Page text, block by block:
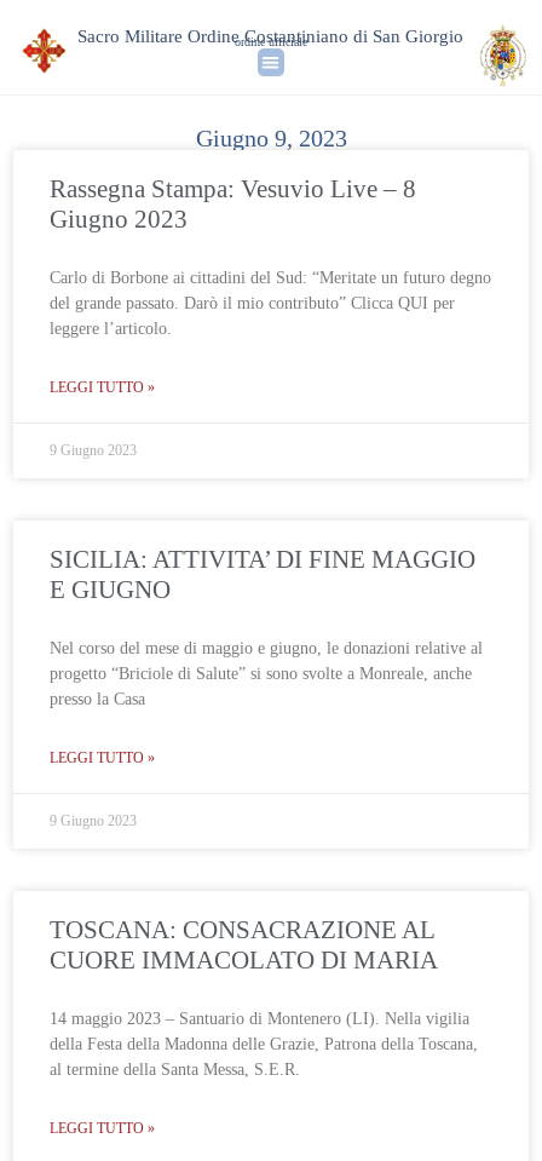
Sacro Militare Ordine Costantiniano di San Giorgio
ordine ufficiale
Giugno 9, 2023
Rassegna Stampa: Vesuvio Live – 8
Giugno 2023
Carlo di Borbone ai cittadini del Sud: “Meritate un futuro degno
del grande passato. Darò il mio contributo” Clicca QUI per
leggere l’articolo.
LEGGI TUTTO »
9 Giugno 2023
SICILIA: ATTIVITA’ DI FINE MAGGIO
E GIUGNO
Nel corso del mese di maggio e giugno, le donazioni relative al
progetto “Briciole di Salute” si sono svolte a Monreale, anche
presso la Casa
LEGGI TUTTO »
9 Giugno 2023
TOSCANA: CONSACRAZIONE AL
CUORE IMMACOLATO DI MARIA
14 maggio 2023 – Santuario di Montenero (LI). Nella vigilia
della Festa della Madonna delle Grazie, Patrona della Toscana,
al termine della Santa Messa, S.E.R.
LEGGI TUTTO »